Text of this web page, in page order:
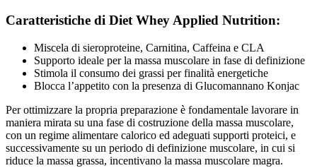
Caratteristiche di Diet Whey Applied Nutrition:
Miscela di sieroproteine, Carnitina, Caffeina e CLA
Supporto ideale per la massa muscolare in fase di definizione
Stimola il consumo dei grassi per finalità energetiche
Blocca l’appetito con la presenza di Glucomannano Konjac
Per ottimizzare la propria preparazione è fondamentale lavorare in
maniera mirata su una fase di costruzione della massa muscolare,
con un regime alimentare calorico ed adeguati supporti proteici, e
successivamente su un periodo di definizione muscolare, in cui si
riduce la massa grassa, incentivano la massa muscolare magra.